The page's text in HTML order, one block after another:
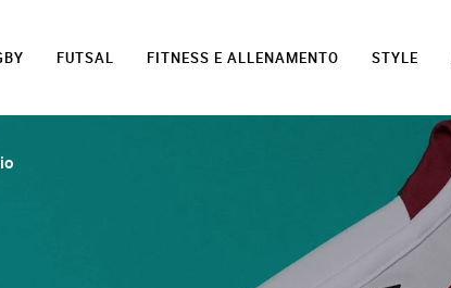
FUTSAL FITNESS E ALLENAMENTO STYLE